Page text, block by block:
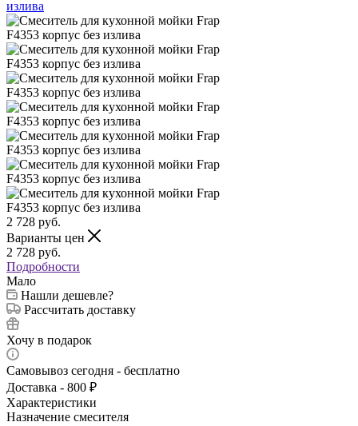
2 728 руб.
Варианты цен
2 728 руб.
Подробности
Мало
Нашли дешевле?
Рассчитать доставку
Хочу в подарок
Самовывоз сегодня - бесплатно
Доставка - 800 ₽
Характеристики
Назначение смесителя